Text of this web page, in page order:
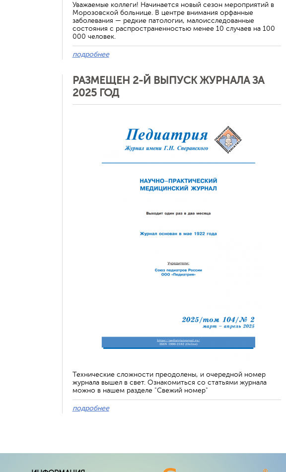
Уважаемые коллеги! Начинается новый сезон мероприятий в
Морозовской больнице. В центре внимания орфанные
заболевания — редкие патологии, малоисследованные
состояния с распространенностью менее 10 случаев на 100
000 человек.
подробнее
РАЗМЕЩЕН 2-Й ВЫПУСК ЖУРНАЛА ЗА
2025 ГОД
Технические сложности преодолены, и очередной номер
журнала вышел в свет. Ознакомиться со статьями журнала
можно в нашем разделе "Свежий номер"
подробнее